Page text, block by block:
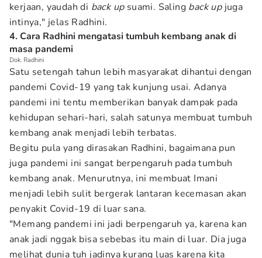
kerjaan, yaudah di back up suami. Saling back upjuga
intinya," jelas Radhini.
4. Cara Radhini mengatasi tumbuh kembang anak di
masa pandemi
Dok. Radhini
Satu setengah tahun lebih masyarakat dihantui dengan
pandemi Covid-19 yang tak kunjung usai. Adanya
pandemi ini tentu memberikan banyak dampak pada
kehidupan sehari-hari, salah satunya membuat tumbuh
kembang anak menjadi lebih terbatas.
Begitu pula yang dirasakan Radhini, bagaimana pun
juga pandemi ini sangat berpengaruh pada tumbuh
kembang anak. Menurutnya, ini membuat Imani
menjadi lebih sulit bergerak lantaran kecemasan akan
penyakit Covid-19 di luar sana.
"Memang pandemi ini jadi berpengaruh ya, karena kan
anak jadi nggak bisa sebebas itu main di luar. Dia juga
melihat dunia tuh jadinya kurang luas karena kita